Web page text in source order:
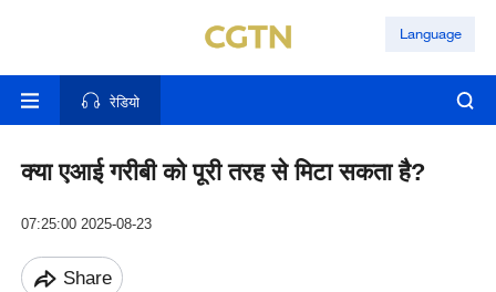
Language
रेडियो
क्या एआई गरीबी को पूरी तरह से मिटा सकता है?
07:25:00 2025-08-23
Share